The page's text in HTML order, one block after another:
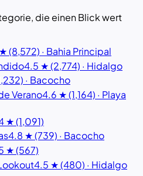
die einen Blick wert
(8,572) · Bahia Principal
4.5 ★ (2,774) · Hidalgo
· Bacocho
Verano4.6 ★ (1,164) · Playa
★ (1,091)
4.8 ★ (739) · Bacocho
★ (567)
4.5 ★ (480) · Hidalgo